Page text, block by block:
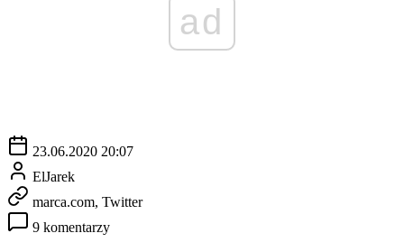
ad
23.06.2020 20:07
ElJarek
marca.com, Twitter
9 komentarzy